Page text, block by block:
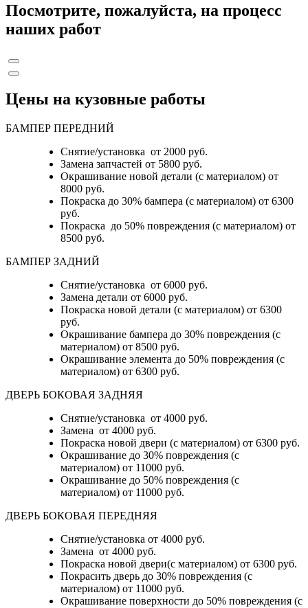
Посмотрите, пожалуйста, на процесс
наших работ
Цены на кузовные работы
БАМПЕР ПЕРЕДНИЙ
Снятие/установка от 2000 руб.
Замена запчастей от 5800 руб.
Окрашивание новой детали (с материалом) от
8000 руб.
Покраска до 30% бампера (с материалом) от 6300
руб.
Покраска до 50% повреждения (с материалом) от
8500 руб.
БАМПЕР ЗАДНИЙ
Снятие/установка от 6000 руб.
Замена детали от 6000 руб.
Покраска новой детали (с материалом) от 6300
руб.
Окрашивание бампера до 30% повреждения (с
материалом) от 8500 руб.
Окрашивание элемента до 50% повреждения (с
материалом) от 6300 руб.
ДВЕРЬ БОКОВАЯ ЗАДНЯЯ
Снятие/установка от 4000 руб.
Замена от 4000 руб.
Покраска новой двери (с материалом) от 6300 руб.
Окрашивание до 30% повреждения (с
материалом) от 11000 руб.
Окрашивание до 50% повреждения (с
материалом) от 11000 руб.
ДВЕРЬ БОКОВАЯ ПЕРЕДНЯЯ
Снятие/установка от 4000 руб.
Замена от 4000 руб.
Покраска новой двери(с материалом) от 6300 руб.
Покрасить дверь до 30% повреждения (с
материалом) от 11000 руб.
Окрашивание поверхности до 50% повреждения (с